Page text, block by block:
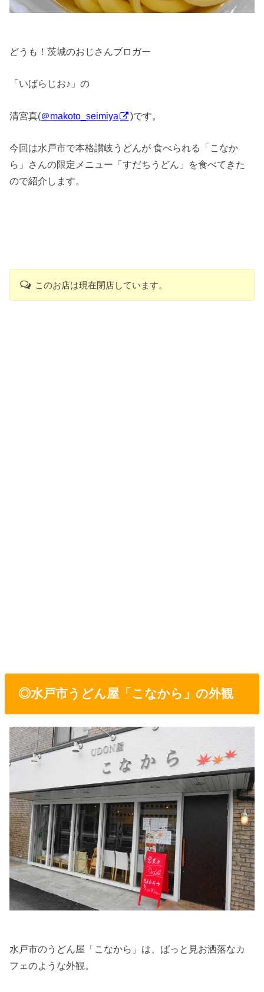
どうも！茨城のおじさんブロガー
「いばらじお♪」の
清宮真(＠makoto_seimiya )です。
今回は水戸市で本格讃岐うどんが 食べられる「こなか
ら」さんの限定メニュー「すだちうどん」を食べてきた
ので紹介します。
このお店は現在閉店しています。
◎水戸市うどん屋「こなから」の外観
水戸市のうどん屋「こなから」は、ぱっと見お洒落なカ
フェのような外観。